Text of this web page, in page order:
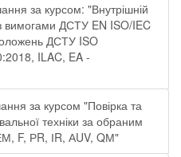
за курсом: "Внутрішній
вимогами ДСТУ EN ISO/IEC
ДСТУ ISO
ILAC, EA -
за курсом "Повірка та
техніки за обраним
F, РR, ІR, АUV, QМ"